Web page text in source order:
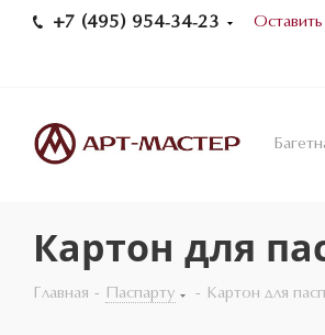
+7 (495) 954-34-23 Оставить
Картон для
Главная - Паспарту - Картон для